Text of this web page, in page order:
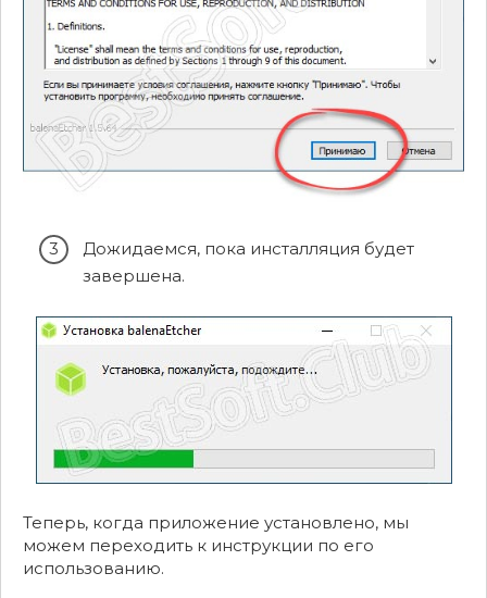
Дожидаемся, пока инсталляция будет
завершена.
Теперь, когда приложение установлено, мы
можем переходить к инструкции по его
использованию.